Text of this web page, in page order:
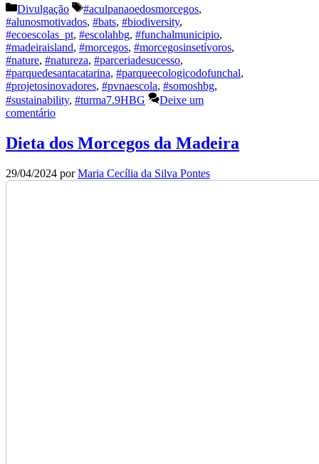
Categorias
Divulgação Etiquetas
#aculpanaoedosmorcegos,
#alunosmotivados, #bats, #biodiversity,
#ecoescolas_pt, #escolahbg, #funchalmunicipio,
#madeiraisland, #morcegos, #morcegosinsetívoros,
#nature, #natureza, #parceriadesucesso,
#parquedesantacatarina, #parqueecologicodofunchal,
#projetosinovadores, #pvnaescola, #somoshbg,
#sustainability, #turma7.9HBG
Deixe um
comentário
Dieta dos Morcegos da Madeira
29/04/2024 porMaria Cecília da Silva Pontes